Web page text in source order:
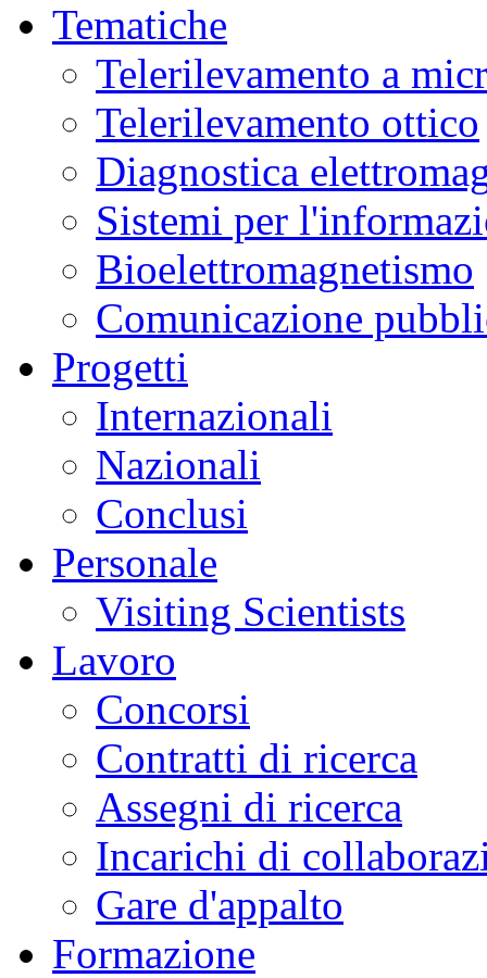
Tematiche
Telerilevamento a
Telerilevamento ottico
Diagnostica
Sistemi per
Bioelettromagnetismo
Comunicazione
Progetti
Internazionali
Nazionali
Conclusi
Personale
Visiting Scientists
Lavoro
Concorsi
Contratti di ricerca
Assegni di ricerca
Incarichi di
Gare d'appalto
Formazione